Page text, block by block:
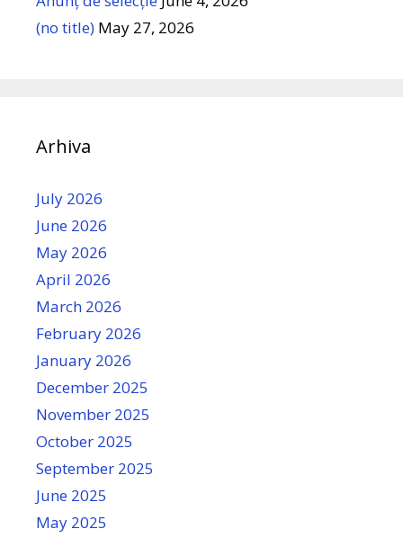
(no title) May 27, 2026
Arhiva
July 2026
June 2026
May 2026
April 2026
March 2026
February 2026
January 2026
December 2025
November 2025
October 2025
September 2025
June 2025
May 2025